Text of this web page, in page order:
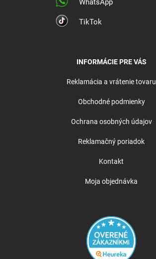
WhatsApp
TikTok
INFORMÁCIE PRE VÁS
Reklamácia a vrátenie tovaru
Obchodné podmienky
Ochrana osobných údajov
Reklamačný poriadok
Kontakt
Moja objednávka